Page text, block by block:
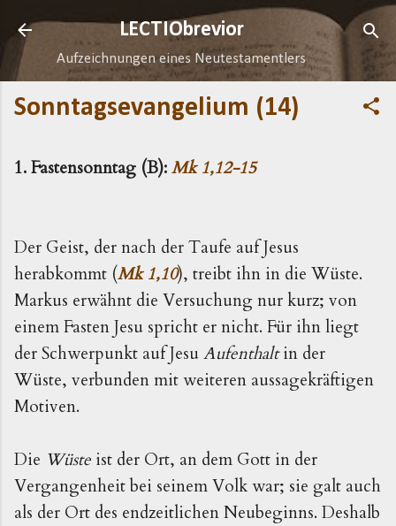
Direkt zum Hauptbereich
LECTIObrevior
Aufzeichnungen eines Neutestamentlers
Sonntagsevangelium (14)
1. Fastensonntag (B):Mk 1,12-15
Der Geist, der nach der Taufe auf Jesus
herabkommt (Mk 1,10), treibt ihn in die Wüste.
Markus erwähnt die Versu­chung nur kurz; von
einem Fasten Jesu spricht er nicht. Für ihn liegt
der Schwerpunkt auf JesuAufenthaltin der
Wüste, verbunden mit weiteren aussagekräftigen
Motiven.
Die Wüste ist der Ort, an dem Gott in der
Vergangenheit bei seinem Volk war; sie galt auch
als der Ort des endzeitlichen Neubeginns. Deshalb